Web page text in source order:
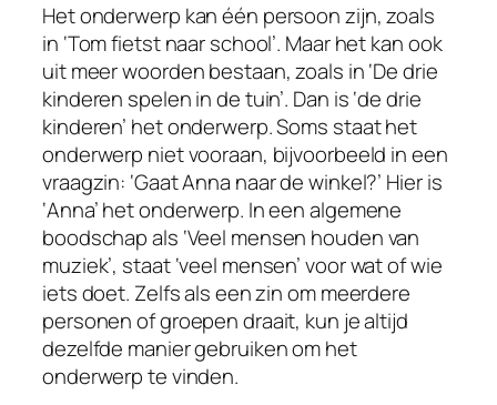
Het onderwerp kan één persoon zijn, zoals
in ‘Tom fietst naar school’. Maar het kan ook
uit meer woorden bestaan, zoals in ‘De drie
kinderen spelen in de tuin’. Dan is ‘de drie
kinderen’ het onderwerp. Soms staat het
onderwerp niet vooraan, bijvoorbeeld in een
vraagzin: ‘Gaat Anna naar de winkel?’ Hier is
‘Anna’ het onderwerp. In een algemene
boodschap als ‘Veel mensen houden van
muziek’, staat ‘veel mensen’ voor wat of wie
iets doet. Zelfs als een zin om meerdere
personen of groepen draait, kun je altijd
dezelfde manier gebruiken om het
onderwerp te vinden.